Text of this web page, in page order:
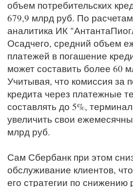
объем потребительских
679,9 млрд руб. По
аналитика ИК
Осадчего, средний объем
платежей в погашение
может составить более 60
Учитывая, что комиссия за
кредита через платежные
составлять до 5%,
увеличить свои
млрд руб.
Сам Сбербанк при этом
обслуживание клиентов,
его стратегии по снижению